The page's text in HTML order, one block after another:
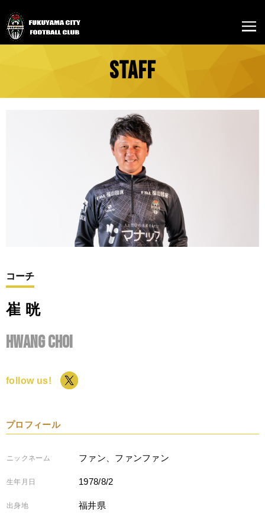
STAFF
コーチ
崔 晄
Hwang CHOI
follow us!
プロフィール
ニックネーム ファン、ファンファン
生年月日 1978/8/2
出身地 福井県